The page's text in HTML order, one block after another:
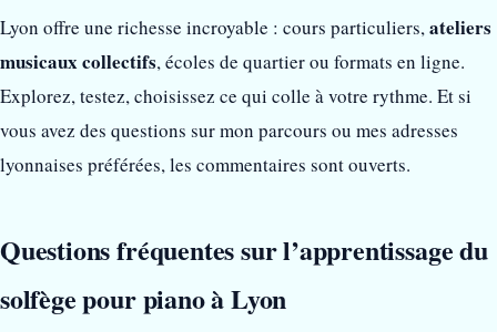
Lyon offre une richesse incroyable : cours particuliers, ateliers
musicaux collectifs, écoles de quartier ou formats en ligne.
Explorez, testez, choisissez ce qui colle à votre rythme. Et si
vous avez des questions sur mon parcours ou mes adresses
lyonnaises préférées, les commentaires sont ouverts.
Questions fréquentes sur l’apprentissage du
solfège pour piano à Lyon